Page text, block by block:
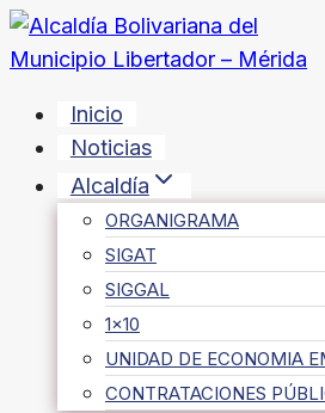
Saltar
al
Inicio
Noticias
Alcaldía
ORGANIGRAMA
SIGAT
SIGGAL
1×10
UNIDAD DE ECONOMIA
CONTRATACIONES